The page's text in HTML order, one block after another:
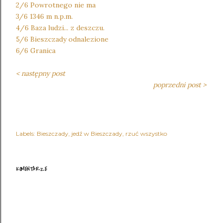
2/6 Powrotnego nie ma
3/6 1346 m n.p.m.
4/6 Baza ludzi... z deszczu.
5/6 Bieszczady odnalezione
6/6 Granica
< następny post
poprzedni post >
Labels: Bieszczady jedź w Bieszczady rzuć wszystko
KOMENTARZE